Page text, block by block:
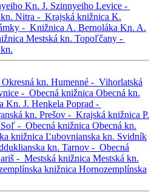
Kn. J. Szinnyeiho Levice -
Nitra - Krajská knižnica K.
- Knižnica A. Bernoláka Kn. A.
Mestská kn. Topoľčany -
Okresná kn. Humenné - Vihorlatská
- Obecná knižnica Obecná kn.
Kn. J. Henkela Poprad -
kn. Prešov - Krajská knižnica P.
Soľ - Obecná knižnica Obecná kn.
knižnica Ľubovnianska kn. Svidník
kn. Tarnov - Obecná
- Mestská knižnica Mestská kn.
knižnica Hornozemplínska